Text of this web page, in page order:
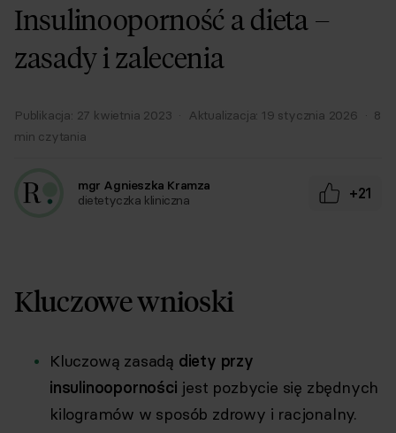
Insulinooporność a dieta –
zasady i zalecenia
Publikacja: 27 kwietnia 2023 · Aktualizacja: 19 stycznia 2026 · 8
min czytania
mgr Agnieszka Kramza
dietetyczka kliniczna
+21
Kluczowe wnioski
Kluczową zasadą diety przy
insulinooporności jest pozbycie się zbędnych
kilogramów w sposób zdrowy i racjonalny.